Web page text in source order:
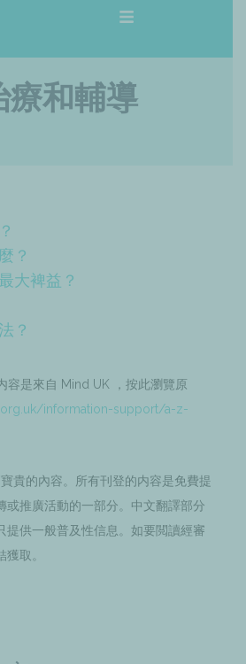
療和輔導
？
大裨益？
？
容是來自 Mind UK ，按此瀏覽原
information-support/a-z-
貴的內容。所有刊登的内容是免費提
或推廣活動的一部分。中文翻譯部分
提供一般普及性信息。如要閲讀經審
取。